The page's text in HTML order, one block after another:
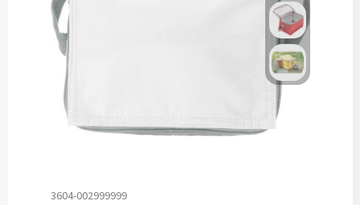
3604-002999999